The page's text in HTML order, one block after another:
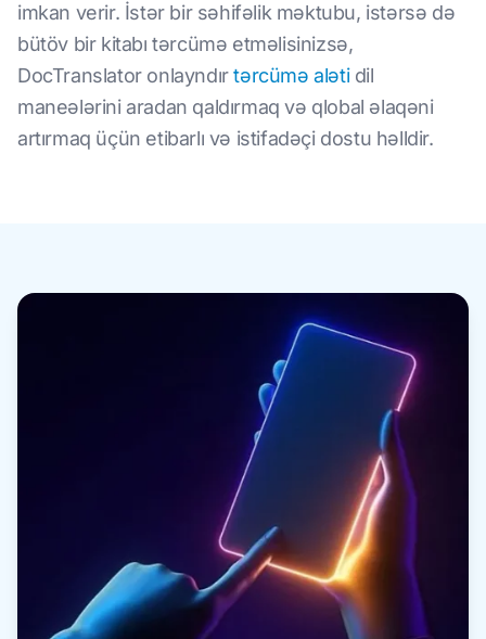
imkan verir. İstər bir səhifəlik məktubu, istərsə də
bütöv bir kitabı tərcümə etməlisinizsə,
DocTranslator onlayndırtərcümə alətidil
maneələrini aradan qaldırmaq və qlobal əlaqəni
artırmaq üçün etibarlı və istifadəçi dostu həlldir.